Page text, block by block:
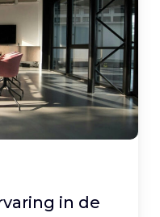
in de